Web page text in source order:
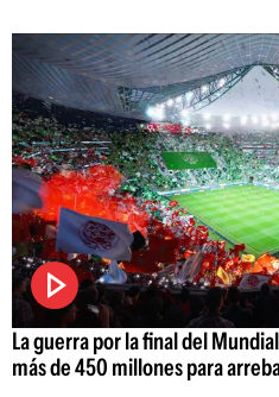
La guerra por la final del
más de 450 millones para